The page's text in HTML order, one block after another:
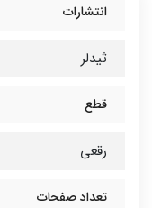
انتشارات
ثیدلر
قطع
رقعی
تعداد صفحات